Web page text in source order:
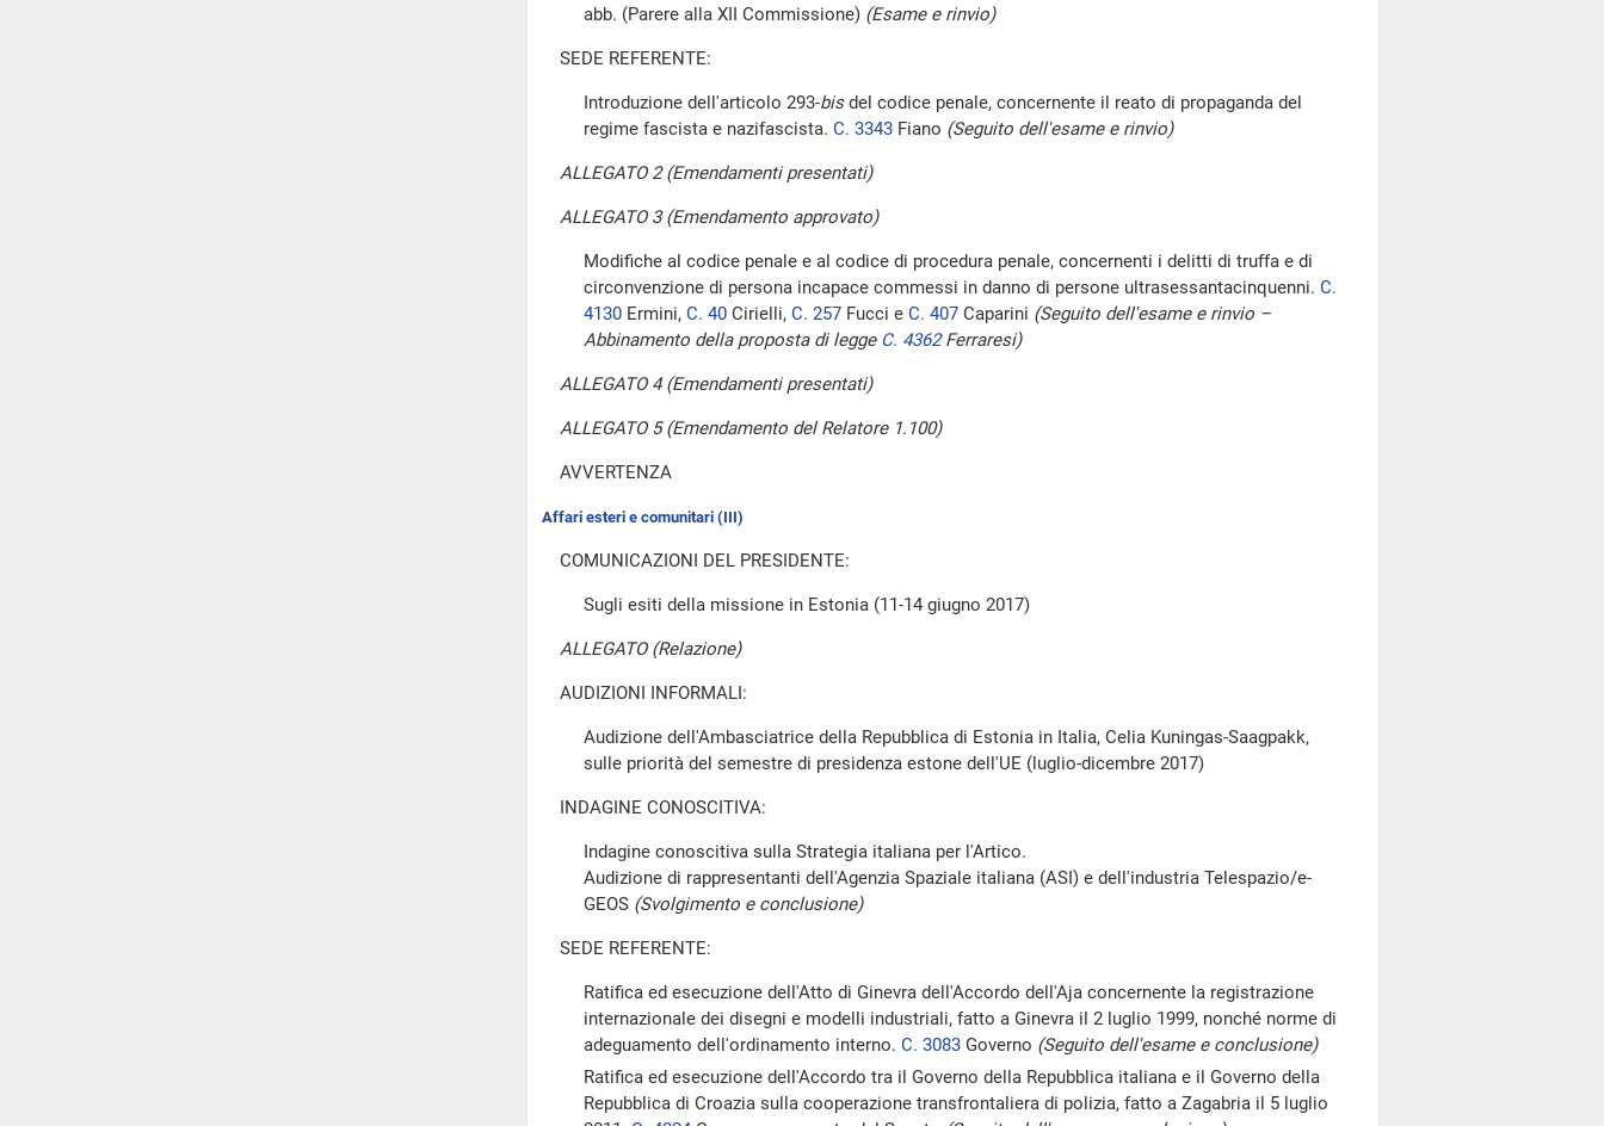
abb. (Parere alla XII Commissione) (Esame e rinvio)
SEDE REFERENTE:
Introduzione dell'articolo 293-bisdel codice penale, concernente il reato di propaganda del
regime fascista e nazifascista. C. 3343 Fiano (Seguito dell'esame e rinvio)
ALLEGATO 2 (Emendamenti presentati)
ALLEGATO 3 (Emendamento approvato)
Modifiche al codice penale e al codice di procedura penale, concernenti i delitti di truffa e di
circonvenzione di persona incapace commessi in danno di persone ultrasessantacinquenni. C.
4130 Ermini, C. 40 Cirielli, C. 257 Fucci e C. 407 Caparini (Seguito dell'esame e rinvio –
Abbinamento della proposta di legge C. 4362Ferraresi)
ALLEGATO 4 (Emendamenti presentati)
ALLEGATO 5 (Emendamento del Relatore 1.100)
AVVERTENZA
Affari esteri e comunitari (III)
COMUNICAZIONI DEL PRESIDENTE:
Sugli esiti della missione in Estonia (11-14 giugno 2017)
ALLEGATO (Relazione)
AUDIZIONI INFORMALI:
Audizione dell'Ambasciatrice della Repubblica di Estonia in Italia, Celia Kuningas-Saagpakk,
sulle priorità del semestre di presidenza estone dell'UE (luglio-dicembre 2017)
INDAGINE CONOSCITIVA:
Indagine conoscitiva sulla Strategia italiana per l'Artico.
Audizione di rappresentanti dell'Agenzia Spaziale italiana (ASI) e dell'industria Telespazio/e-
GEOS (Svolgimento e conclusione)
SEDE REFERENTE:
Ratifica ed esecuzione dell'Atto di Ginevra dell'Accordo dell'Aja concernente la registrazione
internazionale dei disegni e modelli industriali, fatto a Ginevra il 2 luglio 1999, nonché norme di
adeguamento dell'ordinamento interno. C. 3083 Governo (Seguito dell'esame e conclusione)
Ratifica ed esecuzione dell'Accordo tra il Governo della Repubblica italiana e il Governo della
Repubblica di Croazia sulla cooperazione transfrontaliera di polizia, fatto a Zagabria il 5 luglio